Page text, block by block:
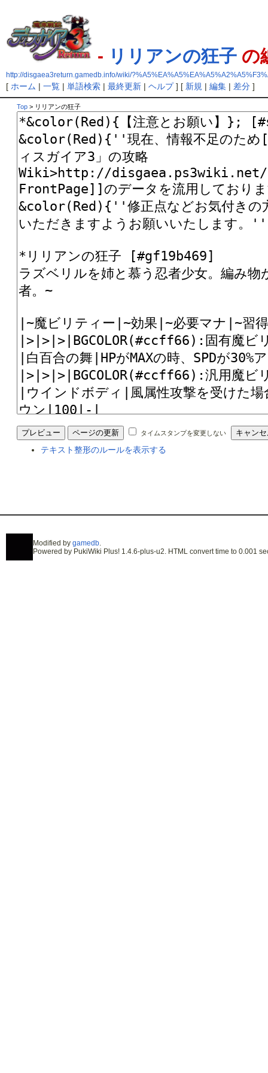
- リリアンの狂子の
http://disgaea3return.gamedb.info/wiki/
[ ホーム | 一覧| 単語検索| 最終更新| ヘルプ] [ 新規 | 編集| 差分]
Top > リリアンの狂子
タイムスタンプを変更しない
テキスト整形のルールを表示する
Modified by gamedb.
Powered by PukiWiki Plus! 1.4.6-plus-u2. HTML convert time to 0.001